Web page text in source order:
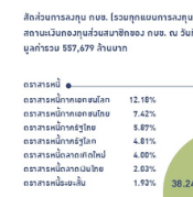
บริการเจ้าหน้าที่ส่วนราชการ
ร่วมงานกับเรา
ติดต่อเรา